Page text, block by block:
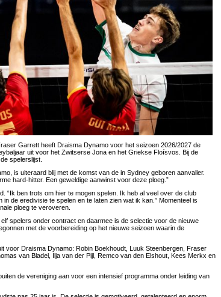
Garrett heeft Draisma Dynamo voor het seizoen 2026/2027 de
uit voor het Zwitserse Jona en het Griekse Floísvos. Bij de
spelerslijst.
is uiteraard blij met de komst van de in Sydney geboren aanvaller.
hard-hitter. Een geweldige aanwinst voor deze ploeg.”
“Ik ben trots om hier te mogen spelen. Ik heb al veel over de club
de eredivisie te spelen en te laten zien wat ik kan.” Momenteel is
ploeg te veroveren.
spelers onder contract en daarmee is de selectie voor de nieuwe
met de voorbereiding op het nieuwe seizoen waarin de
voor Draisma Dynamo: Robin Boekhoudt, Luuk Steenbergen, Fraser
van Bladel, Ilja van der Pijl, Remco van den Elshout, Kees Merkx en
de vereniging aan voor een intensief programma onder leiding van